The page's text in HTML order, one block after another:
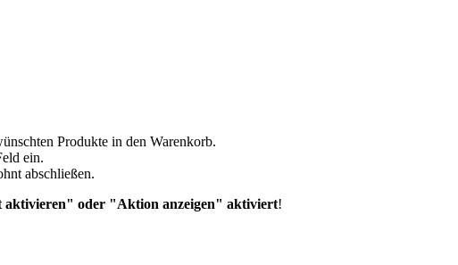
Produkte in den Warenkorb.
ein.
abschließen.
aktivieren" oder "Aktion anzeigen" aktiviert!